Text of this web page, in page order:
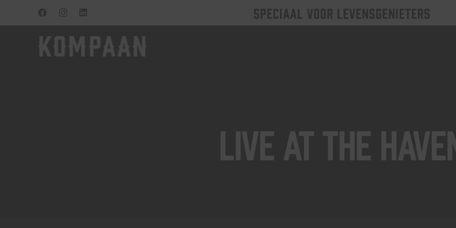
SPECIAAL VOOR LEVENSGENIETERS
Live At The